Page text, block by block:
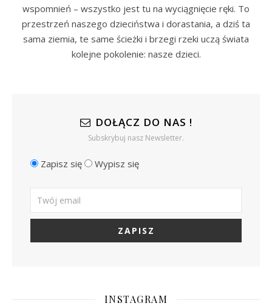
wspomnień – wszystko jest tu na wyciągnięcie ręki. To
przestrzeń naszego dzieciństwa i dorastania, a dziś ta
sama ziemia, te same ścieżki i brzegi rzeki uczą świata
kolejne pokolenie: nasze dzieci.
DOŁĄCZ DO NAS !
Subskrybuj nasz Newsletter.
Zapisz się Wypisz się
INSTAGRAM